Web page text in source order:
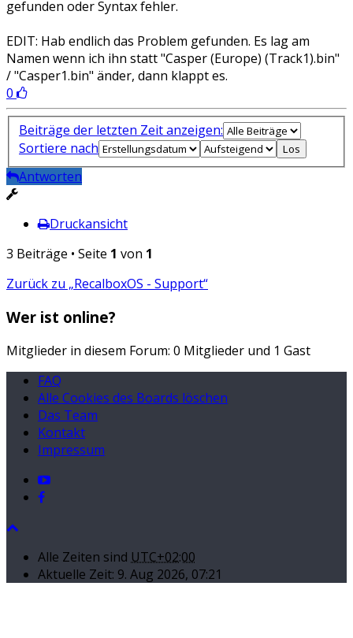
gefunden oder Syntax fehler.
EDIT: Hab endlich das Problem gefunden. Es lag am
Namen wenn ich ihn statt "Casper (Europe) (Track1).bin"
/ "Casper1.bin" änder, dann klappt es.
0
Beiträge der letzten Zeit anzeigen:
Sortiere nach
Antworten
Druckansicht
3 Beiträge • Seite 1 von 1
Zurück zu „RecalboxOS - Support“
Wer ist online?
Mitglieder in diesem Forum: 0 Mitglieder und 1 Gast
FAQ
Alle Cookies des Boards löschen
Das Team
Kontakt
Impressum
Alle Zeiten sind UTC+02:00
Aktuelle Zeit: 9. Aug 2026, 07:21